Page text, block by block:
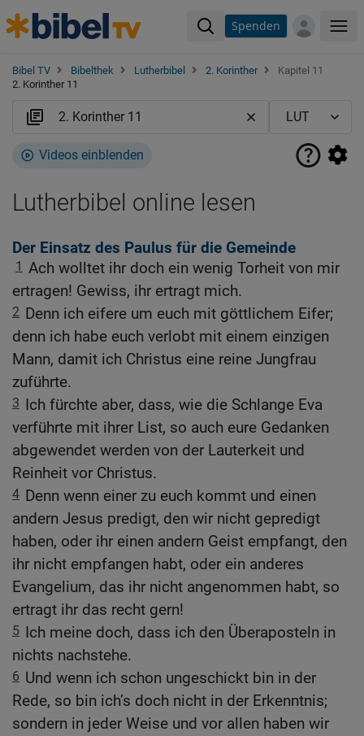
Spenden
Bibel TV Bibelthek Lutherbibel 2. Korinther
Kapitel 11
2. Korinther 11
Videos einblenden
Lutherbibel online lesen
Der Einsatz des Paulus für die Gemeinde
1 Ach wolltet ihr doch ein wenig Torheit von mir
ertragen! Gewiss, ihr ertragt mich.
2 Denn ich eifere um euch mit göttlichem Eifer;
denn ich habe euch verlobt mit einem einzigen
Mann, damit ich Christus eine reine Jungfrau
zuführte.
3 Ich fürchte aber, dass, wie die Schlange Eva
verführte mit ihrer List, so auch eure Gedanken
abgewendet werden von der Lauterkeit und
Reinheit vor Christus.
4 Denn wenn einer zu euch kommt und einen
andern Jesus predigt, den wir nicht gepredigt
haben, oder ihr einen andern Geist empfangt, den
ihr nicht empfangen habt, oder ein anderes
Evangelium, das ihr nicht angenommen habt, so
ertragt ihr das recht gern!
5 Ich meine doch, dass ich den Überaposteln in
nichts nachstehe.
6 Und wenn ich schon ungeschickt bin in der
Rede, so bin ich’s doch nicht in der Erkenntnis;
sondern in jeder Weise und vor allen haben wir